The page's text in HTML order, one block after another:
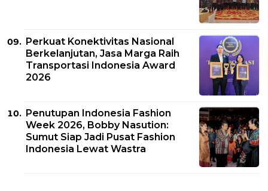
Perkuat Konektivitas Nasional
Berkelanjutan, Jasa Marga Raih
Transportasi Indonesia Award
2026
Penutupan Indonesia Fashion
Week 2026, Bobby Nasution:
Sumut Siap Jadi Pusat Fashion
Indonesia Lewat Wastra